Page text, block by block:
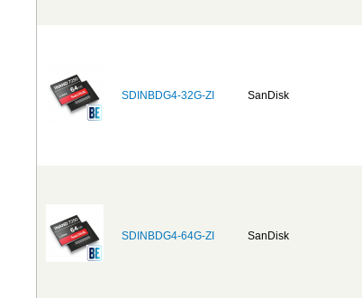
SDINBDG4-32G-ZI SanDisk
SDINBDG4-64G-ZI SanDisk